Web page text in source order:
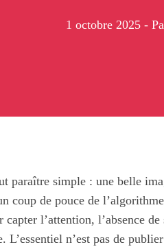
1 octobre 2025 -
paraître simple : une belle
coup de pouce de
capter l’attention, l’absence
L’essentiel n’est pas de